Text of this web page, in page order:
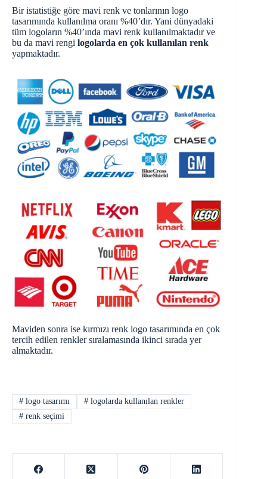
Bir istatistiğe göre mavi renk ve tonlarının logo
tasarımında kullanılma oranı %40’dır. Yani dünyadaki
tüm logoların %40’ında mavi renk kullanılmaktadır ve
bu da mavi rengi logolarda en çok kullanılan renk
yapmaktadır.
Maviden sonra ise kırmızı renk logo tasarımında en çok
tercih edilen renkler sıralamasında ikinci sırada yer
almaktadır.
#logo tasarımı #logolarda kullanılan renkler
#renk seçimi